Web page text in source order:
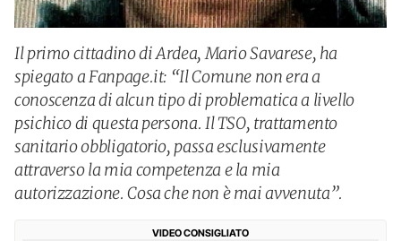
Il primo cittadino di Ardea, Mario Savarese, ha
spiegato a Fanpage.it: “Il Comune non era a
conoscenza di alcun tipo di problematica a livello
psichico di questa persona. Il TSO, trattamento
sanitario obbligatorio, passa esclusivamente
attraverso la mia competenza e la mia
autorizzazione. Cosa che non è mai avvenuta”.
VIDEO CONSIGLIATO